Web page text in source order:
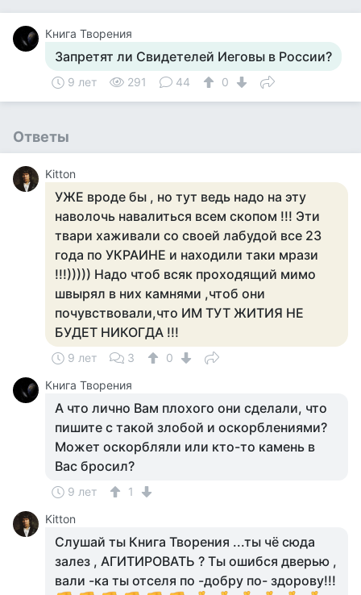
Книга Творения
Запретят ли Свидетелей Иеговы в России?
9 лет 291 44 0
Ответы
Kitton
УЖЕ вроде бы , но тут ведь надо на эту
наволочь навалиться всем скопом !!! Эти
твари хаживали со своей лабудой все 23
года по УКРАИНЕ и находили таки мрази
!!!))))) Надо чтоб всяк проходящий мимо
швырял в них камнями ,чтоб они
почувствовали,что ИМ ТУТ ЖИТИЯ НЕ
БУДЕТ НИКОГДА !!!
9 лет 3
0
Книга Творения
А что лично Вам плохого они сделали, что
пишите с такой злобой и оскорблениями?
Может оскорбляли или кто-то камень в
Вас бросил?
9 лет
1
Kitton
Слушай ты Книга Творения ...ты чё сюда
залез , АГИТИРОВАТЬ ? Ты ошибся дверью ,
вали -ка ты отселя по -добру по- здорову!!!